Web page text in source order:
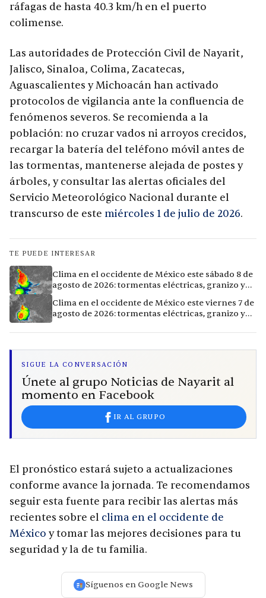
ráfagas de hasta 40.3 km/h en el puerto
colimense.
Las autoridades de Protección Civil de Nayarit,
Jalisco, Sinaloa, Colima, Zacatecas,
Aguascalientes y Michoacán han activado
protocolos de vigilancia ante la confluencia de
fenómenos severos. Se recomienda a la
población: no cruzar vados ni arroyos crecidos,
recargar la batería del teléfono móvil antes de
las tormentas, mantenerse alejada de postes y
árboles, y consultar las alertas oficiales del
Servicio Meteorológico Nacional durante el
transcurso de este miércoles 1 de julio de 2026.
TE PUEDE INTERESAR
Clima en el occidente de México este sábado 8 de
agosto de 2026: tormentas eléctricas, granizo y
Clima en el occidente de México este viernes 7 de
agosto de 2026: tormentas eléctricas, granizo y
SIGUE LA CONVERSACIÓN
Únete al grupo Noticias de Nayarit al
momento en Facebook
IR AL GRUPO
El pronóstico estará sujeto a actualizaciones
conforme avance la jornada. Te recomendamos
seguir esta fuente para recibir las alertas más
recientes sobre el clima en el occidente de
México y tomar las mejores decisiones para tu
seguridad y la de tu familia.
Síguenos en Google News